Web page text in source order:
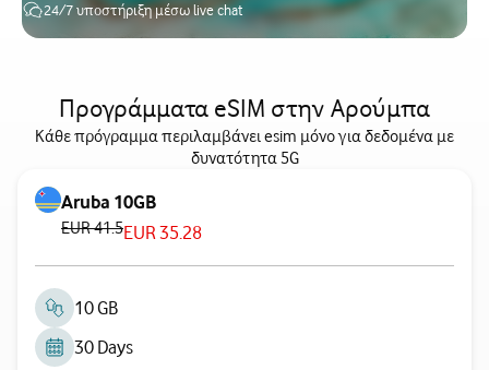
24/7 υποστήριξη μέσω live chat
Προγράμματα eSIM στην Αρούμπα
Κάθε πρόγραμμα περιλαμβάνει esim μόνο για δεδομένα με
δυνατότητα 5G
Aruba 10GB
EUR 41.5EUR 35.28
10 GB
30 Days